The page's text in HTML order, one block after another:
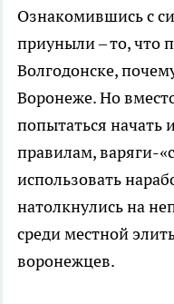
Ознакомившись с
приуныли – то, что
Волгодонске,
Воронеже. Но
попытаться начать
правилам, варяги-
использовать
натолкнулись на
среди местной
воронежцев.